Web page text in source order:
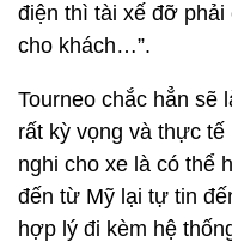
điện thì tài xế đỡ
cho khách…”.
Tourneo chắc hẳn sẽ
rất kỳ vọng và thực
nghi cho xe là có thể
đến từ Mỹ lại tự tin
hợp lý đi kèm hệ